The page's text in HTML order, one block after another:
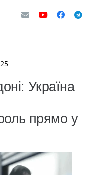
Україна
прямо у